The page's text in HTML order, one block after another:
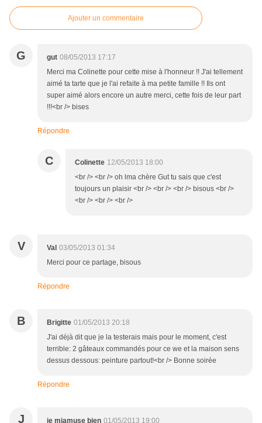
Ajouter un commentaire
G gut 08/05/2013 17:17
Merci ma Colinette pour cette mise à l'honneur !! J'ai tellement
aimé ta tarte que je l'ai refaite à ma petite famille !! Ils ont
super aimé alors encore un autre merci, cette fois de leur part
!!!<br /> bises
Répondre
C Colinette 12/05/2013 18:00
<br /> <br /> oh lma chère Gut tu sais que c'est
toujours un plaisir <br /> <br /> <br /> bisous <br />
<br /> <br /> <br />
V Val 03/05/2013 01:34
Merci pour ce partage, bisous
Répondre
B Brigitte 01/05/2013 20:18
J'ai déjà dit que je la testerais mais pour le moment, c'est
terrible: 2 gâteaux commandés pour ce we et la maison sens
dessus dessous: peinture partout!<br /> Bonne soirée
Répondre
J je miamuse bien 01/05/2013 19:00